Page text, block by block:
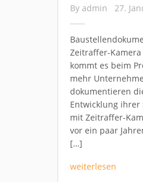
By admin 27.
Zeitraffer-
kommt es beim
mehr
dokumentieren
Entwicklung ihrer
mit Zeitraffer-
vor ein paar
[…]
weiterlesen